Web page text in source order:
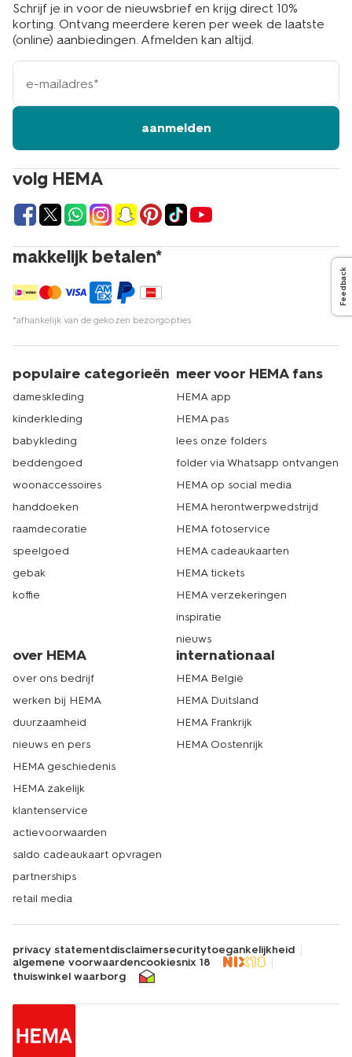
volg HEMA
makkelijk betalen*
*afhankelijk van de gekozen bezorgopties
Schrijf je in voor de nieuwsbrief en krijg direct 10%
korting. Ontvang meerdere keren per week de laatste
(online) aanbiedingen. Afmelden kan altijd.
e-
mailadres
aanmelden
populaire categorieën
dameskleding
kinderkleding
babykleding
beddengoed
woonaccessoires
handdoeken
raamdecoratie
speelgoed
gebak
koffie
meer voor HEMA fans
HEMA app
HEMA pas
lees onze folders
folder via Whatsapp ontvangen
HEMA op social media
HEMA herontwerpwedstrijd
HEMA fotoservice
HEMA cadeaukaarten
HEMA tickets
HEMA verzekeringen
inspiratie
nieuws
over HEMA
over ons bedrijf
werken bij HEMA
duurzaamheid
nieuws en pers
HEMA geschiedenis
HEMA zakelijk
klantenservice
actievoorwaarden
saldo cadeaukaart opvragen
partnerships
retail media
internationaal
HEMA België
HEMA Duitsland
HEMA Frankrijk
HEMA Oostenrijk
privacy statementdisclaimersecuritytoegankelijkheid
algemene voorwaardencookiesnix 18
thuiswinkel waarborg
Feedback